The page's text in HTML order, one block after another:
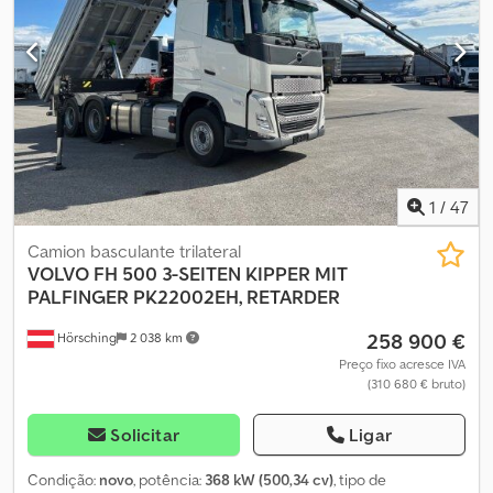
proprietário * Caixa automática ZF * Retarder * Prateleira para
bagagens * Cruise control * Indicador Mobitec LED de destinos à
frente, atrás, lateral * Aquecimento independente Webasto *
Espelhos exteriores elétricos e aquecidos * 44 lugares sentados
Crjdjzhhziepfx Amaof * 41 lugares em pé * Pneus dianteiros aprox.
40% * Pneus traseiros aprox. 50% Disponíveis 3 unidades: 595.804
| 628.633 | 706.899 km Veículos de garagem bem conservados de
operador alemão. Inspeção válida até 05/27 Sujeito a alterações e
erros.
1 / 47
Hörsching 2 038 km
Camion basculante trilateral
VOLVO FH 500 3-SEITEN KIPPER MIT
PALFINGER PK22002EH, RETARDER
258 900 €
Preço fixo acresce IVA
(310 680 € bruto)
Solicitar Ligar
Condição: novo, potência: 368 kW (500,34 cv), tipo de